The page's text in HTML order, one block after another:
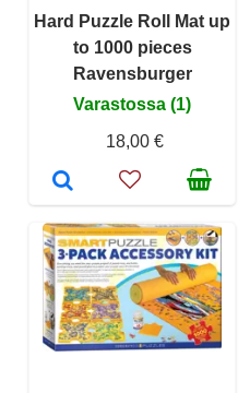
Hard Puzzle Roll Mat up
to 1000 pieces
Ravensburger
Varastossa (1)
18,00 €